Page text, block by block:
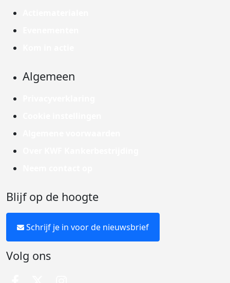
Algemeen
Blijf op de hoogte
Schrijf je in voor de nieuwsbrief
Volg ons